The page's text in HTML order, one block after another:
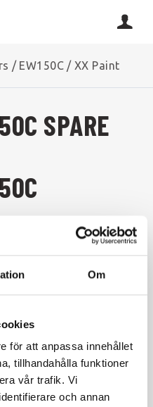
Om
för att anpassa innehållet
tillhandahålla funktioner
vår trafik. Vi
och annan
/ EW150C / XX Paint
SPARE
available as spare parts
used parts
parts. We have paint to
and spare parts like
GL2405,
Volvo excavators